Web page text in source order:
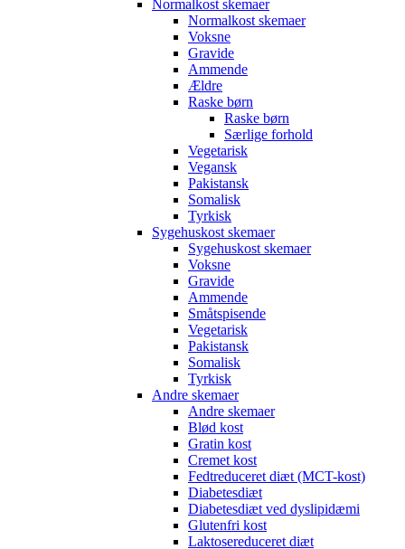
Normalkost skemaer
Normalkost skemaer
Voksne
Gravide
Ammende
Ældre
Raske børn
Raske børn
Særlige forhold
Vegetarisk
Vegansk
Pakistansk
Somalisk
Tyrkisk
Sygehuskost skemaer
Sygehuskost skemaer
Voksne
Gravide
Ammende
Småtspisende
Vegetarisk
Pakistansk
Somalisk
Tyrkisk
Andre skemaer
Andre skemaer
Blød kost
Gratin kost
Cremet kost
Fedtreduceret diæt (MCT-kost)
Diabetesdiæt
Diabetesdiæt ved dyslipidæmi
Glutenfri kost
Laktosereduceret diæt